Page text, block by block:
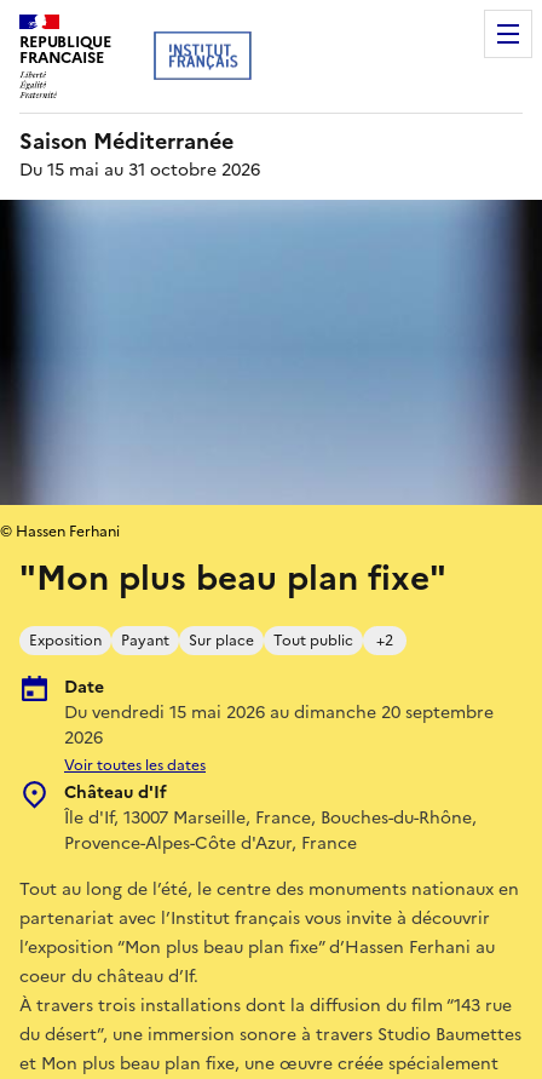
REPUBLIQUE
FRANCAISE
Saison Méditerranée
Du 15 mai au 31 octobre 2026
"Mon plus beau plan fixe"
Exposition Payant Sur place Tout public +2
Date
Du vendredi 15 mai 2026 au dimanche 20 septembre
2026
Voir toutes les dates
Château d'If
Île d'If, 13007 Marseille, France, Bouches-du-Rhône,
Provence-Alpes-Côte d'Azur, France
© Hassen Ferhani
Tout au long de l’été, le centre des monuments nationaux en
partenariat avec l’Institut français vous invite à découvrir
l’exposition “Mon plus beau plan fixe” d’Hassen Ferhani au
coeur du château d’If.
À travers trois installations dont la diffusion du film “143 rue
du désert”, une immersion sonore à travers Studio Baumettes
et Mon plus beau plan fixe, une œuvre créée spécialement